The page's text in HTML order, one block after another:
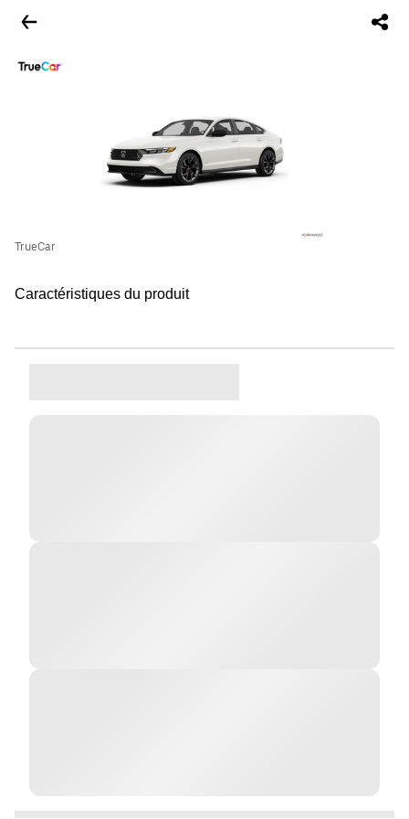
TrueCar
Caractéristiques du produit